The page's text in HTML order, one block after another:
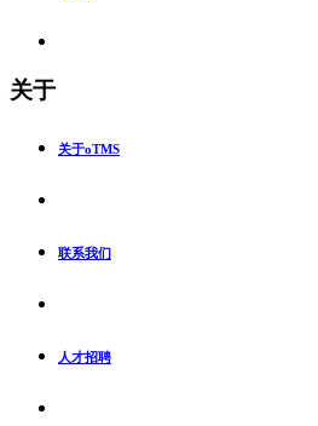
关于
关于oTMS
联系我们
人才招聘